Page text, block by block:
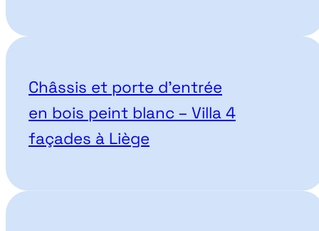
Châssis et porte d’entrée
en bois peint blanc – Villa 4
façades à Liège